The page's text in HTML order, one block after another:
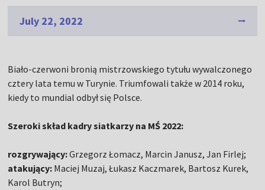
July 22, 2022
Biało-czerwoni bronią mistrzowskiego tytułu wywalczonego
cztery lata temu w Turynie. Triumfowali także w 2014 roku,
kiedy to mundial odbył się Polsce.
Szeroki skład kadry siatkarzy na MŚ 2022:
rozgrywający:Grzegorz Łomacz, Marcin Janusz, Jan Firlej;
atakujący: Maciej Muzaj, Łukasz Kaczmarek, Bartosz Kurek,
Karol Butryn;